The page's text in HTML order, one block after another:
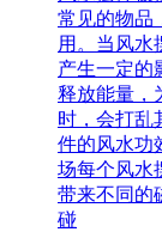
常见的物品
用。当风水
产生一定的
释放能量，
时，会打乱
件的风水功
场每个风水
带来不同的
碰